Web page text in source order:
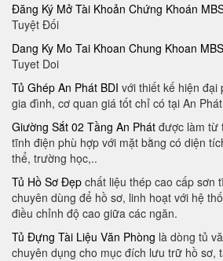
Đăng Ký Mở Tài Khoản Chứng Khoán
Tuyệt Đối
Dang Ky Mo Tai Khoan Chung Khoan MBS
Tuyet Doi
Tủ Ghép An Phát BDI với thiết kế hiện đại
gia đình, cơ quan giá tốt chỉ có tại An Phát
Giường Sắt 02 Tầng An Phát được làm từ
tĩnh điện phù hợp với mặt bằng có diện
thể, trường học,..
Tủ Hồ Sơ Đẹp chất liệu thép cao cấp sơn
chuyên dùng để hồ sơ, linh hoạt với hệ
điều chỉnh độ cao giữa các ngăn.
Tủ Đựng Tài Liệu Văn Phòng là dòng tủ
chuyên dụng cho mục đích lưu trữ hồ sơ,